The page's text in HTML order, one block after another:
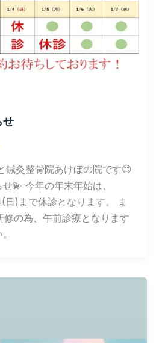
せ
鍼灸整骨院あけぼの院です😊
💫 今年の年末年始は、
)まで休診となります。 ま
の為、午前診療となります